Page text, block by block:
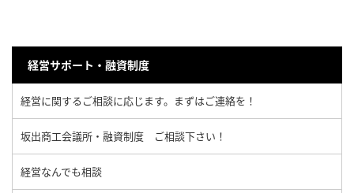
経営サポート・融資制度
経営に関するご相談に応じます。まずはご連絡を！
坂出商工会議所・融資制度 ご相談下さい！
経営なんでも相談